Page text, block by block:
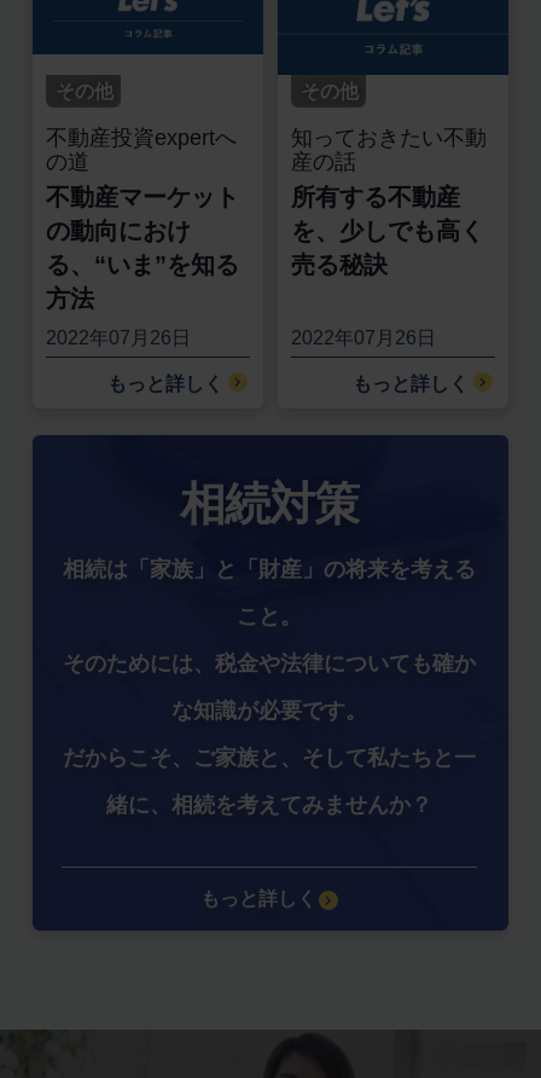
その他
不動産投資expertへ
の道
不動産マーケット
の動向におけ
る、“いま”を知る
方法
2022年07月26日
もっと詳しく
その他
知っておきたい不動
産の話
所有する不動産
を、少しでも高く
売る秘訣
2022年07月26日
もっと詳しく
相続対策
相続は「家族」と「財産」の将来を考える
こと。
そのためには、税金や法律についても確か
な知識が必要です。
だからこそ、ご家族と、そして私たちと一
緒に、相続を考えてみませんか？
もっと詳しく